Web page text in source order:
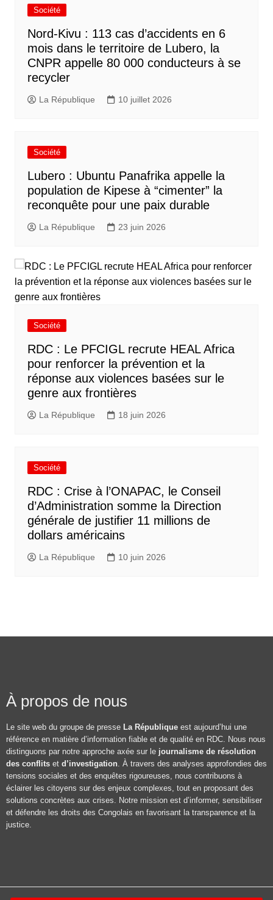
Société
Nord-Kivu : 113 cas d’accidents en 6
mois dans le territoire de Lubero, la
CNPR appelle 80 000 conducteurs à se
recycler
La République 10 juillet 2026
Société
Lubero : Ubuntu Panafrika appelle la
population de Kipese à “cimenter” la
reconquête pour une paix durable
La République 23 juin 2026
Société
RDC : Le PFCIGL recrute HEAL Africa
pour renforcer la prévention et la
réponse aux violences basées sur le
genre aux frontières
La République 18 juin 2026
Société
RDC : Crise à l’ONAPAC, le Conseil
d’Administration somme la Direction
générale de justifier 11 millions de
dollars américains
La République 10 juin 2026
À propos de nous
Le site web du groupe de presse La République est aujourd’hui une
référence en matière d’information fiable et de qualité en RDC. Nous nous
distinguons par notre approche axée sur le journalisme de résolution
des conflits et d’investigation. À travers des analyses approfondies des
tensions sociales et des enquêtes rigoureuses, nous contribuons à
éclairer les citoyens sur des enjeux complexes, tout en proposant des
solutions concrètes aux crises. Notre mission est d’informer, sensibiliser
et défendre les droits des Congolais en favorisant la transparence et la
justice.